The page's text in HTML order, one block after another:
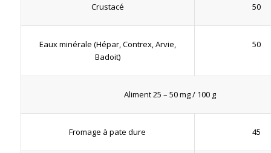
Crustacé 50
Eaux minérale (Hépar, Contrex, Arvie,
Badoit)
50
Aliment 25 – 50 mg / 100 g
Fromage à pate dure 45